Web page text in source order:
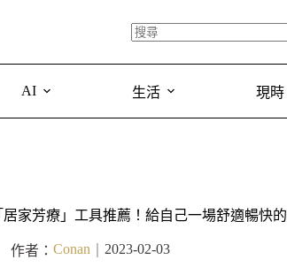
AI 生活 現時
家芳療」工具推薦！給自己一場舒適暢快
作者： Conan 2023-02-03